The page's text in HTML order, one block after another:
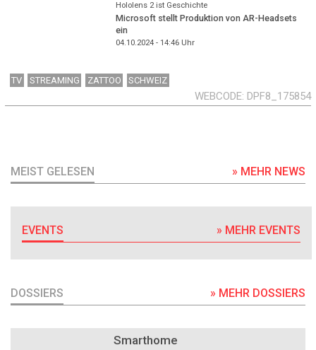
Hololens 2 ist Geschichte
Microsoft stellt Produktion von AR-Headsets
ein
04.10.2024 - 14:46Uhr
TV STREAMING ZATTOO SCHWEIZ
WEBCODE DPF8_175854
MEIST GELESEN » MEHR NEWS
EVENTS » MEHR EVENTS
DOSSIERS » MEHR DOSSIERS
Smarthome